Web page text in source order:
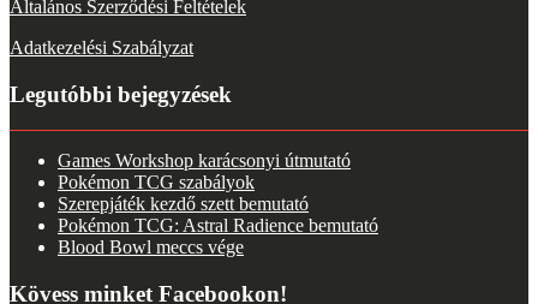
Általános Szerződési Feltételek
Adatkezelési Szabályzat
Legutóbbi bejegyzések
Games Workshop karácsonyi útmutató
Pokémon TCG szabályok
Szerepjáték kezdő szett bemutató
Pokémon TCG: Astral Radience bemutató
Blood Bowl meccs vége
Kövess minket Facebookon!